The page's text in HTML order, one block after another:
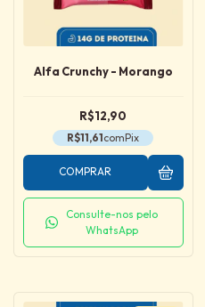
Alfa Crunchy - Morango
R$12,90
R$11,61comPix
COMPRAR
Consulte-nos pelo
WhatsApp